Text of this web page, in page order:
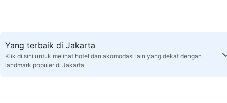
Yang terbaik di Jakarta
Klik di sini untuk melihat hotel dan akomodasi lain yang dekat dengan
landmark populer di Jakarta